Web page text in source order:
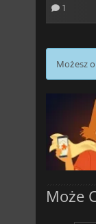
1
Możesz
Może